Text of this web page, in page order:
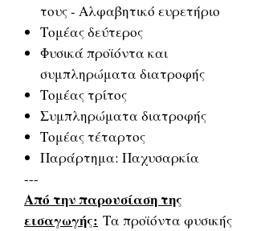
τους - Αλφαβητικό ευρετήριο
Τομέας δεύτερος
Φυσικά προϊόντα και
συμπληρώματα διατροφής
Τομέας τρίτος
Συμπληρώματα διατροφής
Τομέας τέταρτος
Παράρτημα: Παχυσαρκία
---
Από την παρουσίαση της
εισαγωγής: Τα προϊόντα φυσικής